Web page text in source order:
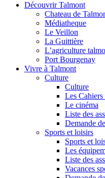
Découvrir Talmont
Chateau de
Médiatheque
Le Veillon
La Guittière
L’agriculture
Port Bourgenay
Vivre à Talmont
Culture
Culture
Les
Le cinéma
Liste des
Demande
Sports et loisirs
Sports et
Les
Liste des
Vacances